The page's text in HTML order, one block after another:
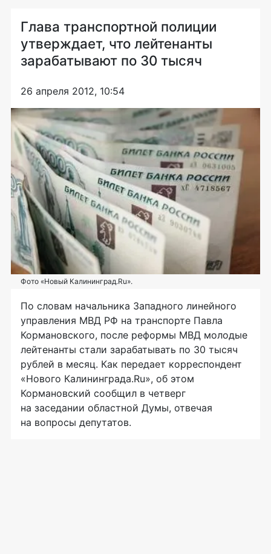
Глава транспортной полиции
утверждает, что лейтенанты
зарабатывают по 30 тысяч
26 апреля 2012, 10:54
Фото «Новый Калининград.Ru».
По словам начальника Западного линейного
управления МВД РФ на транспорте Павла
Кормановского, после реформы МВД молодые
лейтенанты стали зарабатывать по 30 тысяч
рублей в месяц. Как передает корреспондент
«Нового Калининграда.Ru», об этом
Кормановский сообщил в четверг
на заседании областной Думы, отвечая
на вопросы депутатов.